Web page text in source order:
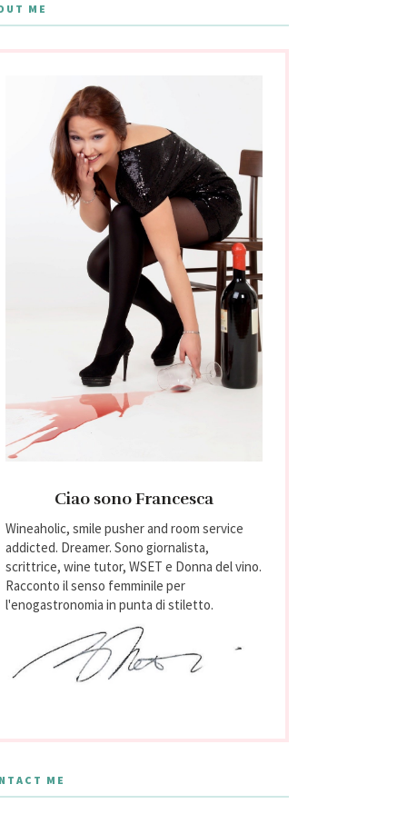
ME
Ciao sono Francesca
Wineaholic, smile pusher and room service
addicted. Dreamer. Sono giornalista,
scrittrice, wine tutor, WSET e Donna del vino.
Racconto il senso femminile per
l'enogastronomia in punta di stiletto.
ME